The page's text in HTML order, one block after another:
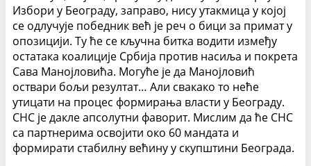
Избори у Београду, заправо, нису утакмица у којој
се одлучује победник већ је реч о бици за примат у
опозицији. Ту ће се кључна битка водити између
остатака коалиције Србија против насиља и покрета
Сава Манојловића. Могуће је да Манојловић
оствари бољи резултат… Али свакако то неће
утицати на процес формирања власти у Београду.
СНС је дакле апсолутни фаворит. Мислим да ће СНС
са партнерима освојити око 60 мандата и
формирати стабилну већину у скупштини Београда.